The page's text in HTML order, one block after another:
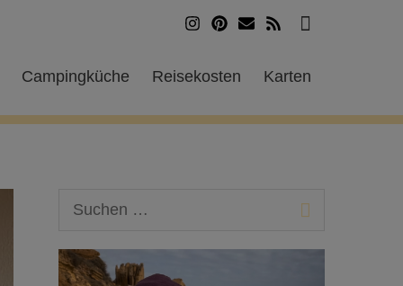
Suchen
Campingküche Reisekosten Karten
c